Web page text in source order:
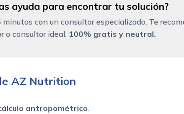
ayuda para encontrar tu solución?
minutos con un consultor especializado. Te
o consultor ideal. 100% gratis y neutral.
AZ Nutrition
antropométrico.